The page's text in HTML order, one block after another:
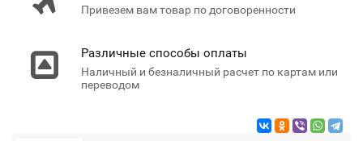
Привезем вам товар по договоренности
Различные способы оплаты
Наличный и безналичный расчет по картам или
переводом